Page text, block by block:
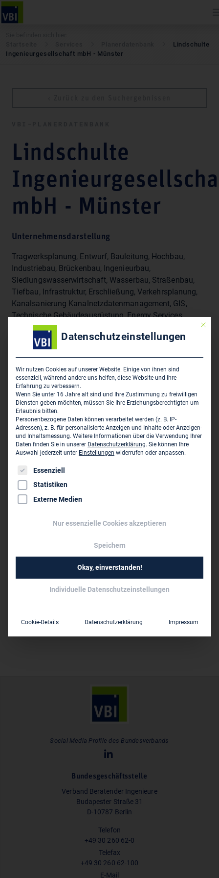
Lindschulte
Ingenieurgesellschaft mbH - Münster
Lindschulte
mbH - Münster
Unternehmensdarstellung
Tragwerksplanung, Entwurf, Bauleitung, Hochbau,
Industriebau, Brückenbau, Ingenieurbau,
Siedlungswasserwirtschaft, Wasserbau, Straßenbau,
Tiefbau, Infrastruktur, Erschließung, Verkehrsplanung,
Kanalsanierung Kanalnetzdatenmanagement, GIS,
Technische Gebäudeausrüstung, Energy Services
Sitz des Zweigbüros
Lindschulte Ingenieurgesellschaft mbH - Münster
Weseler Str. 253
D-48151 Münster
0251 61 89 99 90
0251 61 89 99 99
muenster@lindschulte.de
www.lindschulte.de
Dieses Unternehmen ist ein Zweigbüro von:
- Nordhorn ›
05921 88 44 0
05921 88 44 22
nordhorn@lindschulte.de
Social Media Profile des Bundesverbands
Bundesgeschäftsstelle
Verband Beratender Ingenieure
Budapester Straße 31
D-10787 Berlin
Telefon
+49 30 260 62-0
Telefax
+49 30 260 62-100
E-Mail
Mit
Datenschutzeinstellungen
Wir nutzen Cookies auf unserer Website. Einige von ihnen sind
essenziell, während andere uns helfen, diese Website und Ihre
Erfahrung zu verbessern.
Wenn Sie unter 16 Jahre alt sind und Ihre Zustimmung zu freiwilligen
Diensten geben möchten, müssen Sie Ihre Erziehungsberechtigten um
Erlaubnis bitten.
Personenbezogene Daten können verarbeitet werden (z. B. IP-
Adressen), z. B. für personalisierte Anzeigen und Inhalte oder Anzeigen-
und Inhaltsmessung. Weitere Informationen über die Verwendung Ihrer
Daten finden Sie in unserer Datenschutzerklärung. Sie können Ihre
Auswahl jederzeit unter Einstellungen widerrufen oder anpassen.
Es folgt eine Liste der Service-Gruppen, für die eine
Essenziell
Statistiken
Externe Medien
Nur essenzielle Cookies akzeptieren
Speichern
Okay, einverstanden!
Individuelle Datenschutzeinstellungen
Cookie-Details Datenschutzerklärung Impressum